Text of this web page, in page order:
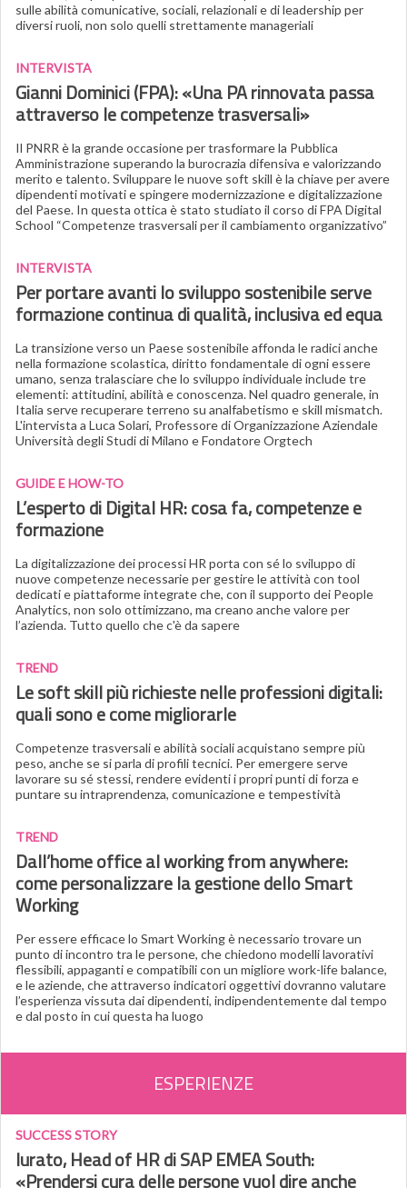
sulle abilità comunicative, sociali, relazionali e di leadership per
diversi ruoli, non solo quelli strettamente manageriali
INTERVISTA
Gianni Dominici (FPA): «Una PA rinnovata passa
attraverso le competenze trasversali»
Il PNRR è la grande occasione per trasformare la Pubblica
Amministrazione superando la burocrazia difensiva e valorizzando
merito e talento. Sviluppare le nuove soft skill è la chiave per avere
dipendenti motivati e spingere modernizzazione e digitalizzazione
del Paese. In questa ottica è stato studiato il corso di FPA Digital
School “Competenze trasversali per il cambiamento organizzativo”
INTERVISTA
Per portare avanti losviluppo sostenibile serve
formazione continua di qualità, inclusiva ed equa
La transizione verso un Paese sostenibile affonda le radici anche
nella formazione scolastica, diritto fondamentale di ogni essere
umano, senza tralasciare che lo sviluppo individuale include tre
elementi: attitudini, abilità e conoscenza. Nel quadro generale, in
Italia serve recuperare terreno su analfabetismo e skill mismatch.
L'intervista a Luca Solari, Professore di Organizzazione Aziendale
Università degli Studi di Milano e Fondatore Orgtech
GUIDE E HOW-TO
L’esperto di Digital HR: cosa fa, competenze e
formazione
La digitalizzazione dei processi HR porta con sé lo sviluppo di
nuove competenze necessarie per gestire le attività con tool
dedicati e piattaforme integrate che, con il supporto dei People
Analytics, non solo ottimizzano, ma creano anche valore per
l’azienda. Tutto quello che c'è da sapere
TREND
Le soft skill più richieste nelle professioni digitali:
quali sono e come migliorarle
Competenze trasversali e abilità sociali acquistano sempre più
peso, anche se si parla di profili tecnici. Per emergere serve
lavorare su sé stessi, rendere evidenti i propri punti di forza e
puntare su intraprendenza, comunicazione e tempestività
TREND
Dall’home office al working from anywhere:
come personalizzare la gestione dello Smart
Working
Per essere efficace lo Smart Working è necessario trovare un
punto di incontro tra le persone, che chiedono modelli lavorativi
flessibili, appaganti e compatibili con un migliore work-life balance,
e le aziende, che attraverso indicatori oggettivi dovranno valutare
l’esperienza vissuta dai dipendenti, indipendentemente dal tempo
e dal posto in cui questa ha luogo
ESPERIENZE
SUCCESS STORY
Iurato, Head of HR di SAP EMEA South:
«Prendersi cura delle persone vuol dire anche